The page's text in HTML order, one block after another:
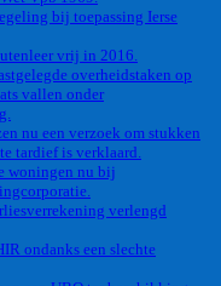
bij toepassing Ierse
vrij in 2016.
overheidstaken op
vallen onder
nu een verzoek om stukken
tardief is verklaard.
woningen nu bij
verlengd
ondanks een slechte